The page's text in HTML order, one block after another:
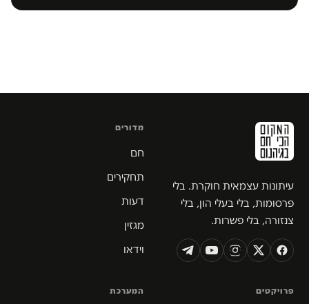
עיתונות עצמאית חוקרת. בלי
פרסומות, בלי בעלי הון, בלי
צנזורה, בלי פשרות.
מדורים
חם
תחקירים
דעות
מגזין
וידאו
פרויקטים המערכת